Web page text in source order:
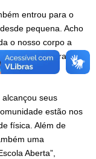
entrou para o
pequena. Acho
o nosso corpo a
colegas para
seus
estão nos
física. Além de
uma
Aberta”,